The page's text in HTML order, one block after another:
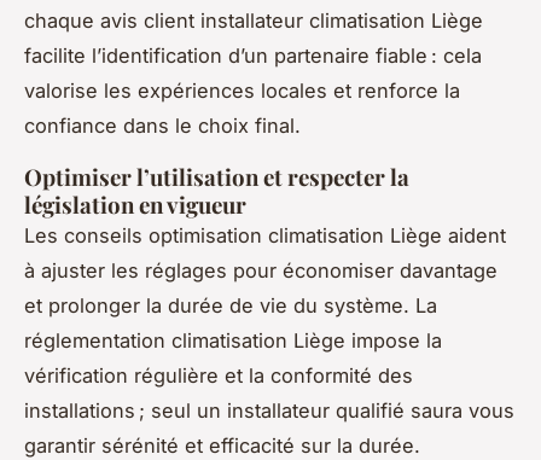
chaque avis client installateur climatisation Liège
facilite l’identification d’un partenaire fiable : cela
valorise les expériences locales et renforce la
confiance dans le choix final.
Optimiser l’utilisation et respecter la
législation en vigueur
Les conseils optimisation climatisation Liège aident
à ajuster les réglages pour économiser davantage
et prolonger la durée de vie du système. La
réglementation climatisation Liège impose la
vérification régulière et la conformité des
installations ; seul un installateur qualifié saura vous
garantir sérénité et efficacité sur la durée.